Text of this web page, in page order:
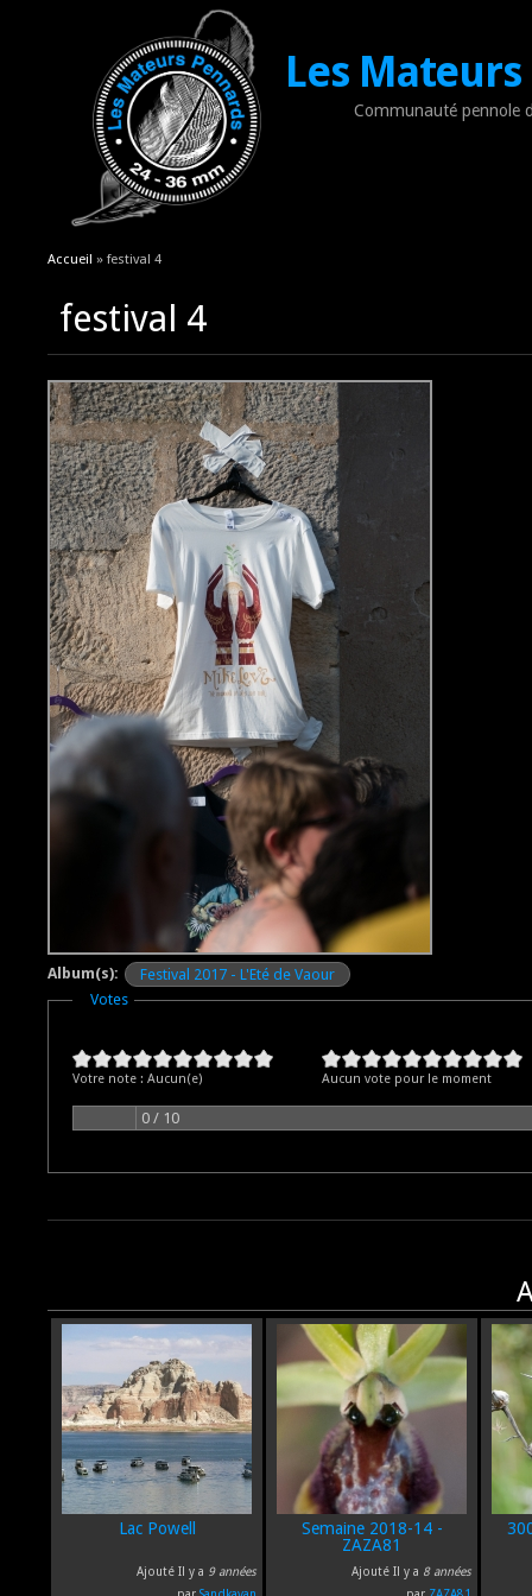
Les
Communauté pennole
Vous êtes ici
Accueil » festival 4
festival 4
Album(s):
Festival 2017 - L'Eté de Vaour
Masquer
Votes
Votre note : Aucun(e) Aucun vote pour le moment
0 / 10
Lac Powell
Ajouté Il y a 9 années
Semaine 2018-14 -
ZAZA81
Ajouté Il y a 8 années